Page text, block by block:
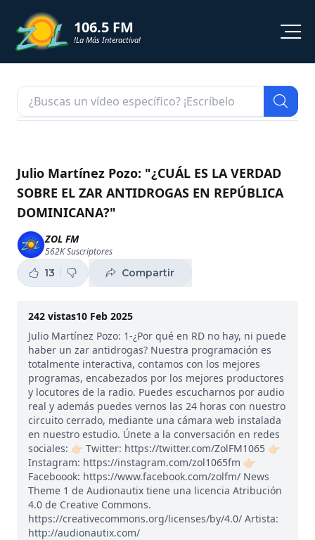
106.5 FM
!La Más Interactiva!
NOTICIAS
SHORTS
PODCAST
ZOL TV
Julio Martínez Pozo: "¿CUÁL ES LA VERDAD
SOBRE EL ZAR ANTIDROGAS EN REPÚBLICA
DOMINICANA?"
ZOL FM
562KSuscriptores
13 Compartir
242 vistas10 Feb 2025
Julio Martínez Pozo: 1-¿Por qué en RD no hay, ni puede
haber un zar antidrogas? Nuestra programación es
totalmente interactiva, contamos con los mejores
programas, encabezados por los mejores productores
y locutores de la radio. Puedes escucharnos por audio
real y además puedes vernos las 24 horas con nuestro
circuito cerrado, mediante una cámara web instalada
en nuestro estudio. Únete a la conversación en redes
sociales: 👉🏻 Twitter: https://twitter.com/ZolFM1065 👉🏻
Instagram: https://instagram.com/zol1065fm 👉🏻
Faceboook: https://www.facebook.com/zolfm/ News
Theme 1 de Audionautix tiene una licencia Atribución
4.0 de Creative Commons.
https://creativecommons.org/licenses/by/4.0/ Artista:
http://audionautix.com/